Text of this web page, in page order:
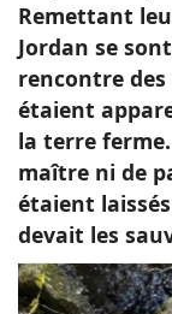
Remettant
Jordan se
rencontre
étaient
la terre
maître ni de
étaient
devait les